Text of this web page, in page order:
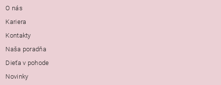
O nás
Kariera
Kontakty
Naša poradňa
Dieťa v pohode
Novinky